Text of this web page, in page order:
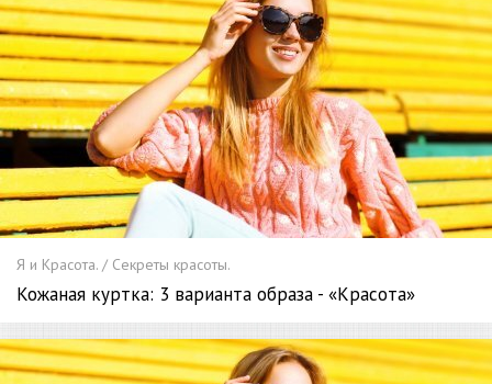
Я и Красота. / Секреты красоты.
Кожаная куртка: 3 варианта образа - «Красота»